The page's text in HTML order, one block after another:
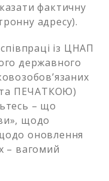
фактичну
адресу).
із ЦНАП
державного
та ПЕЧАТКОЮ)
– що
щодо
оновлення
– вагомий